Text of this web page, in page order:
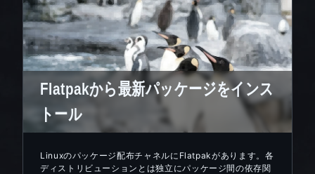
Flatpakから最新パッケージをインス
トール
Linuxのパッケージ配布チャネルにFlatpakがあります。各
ディストリビューションとは独立にパッケージ間の依存関